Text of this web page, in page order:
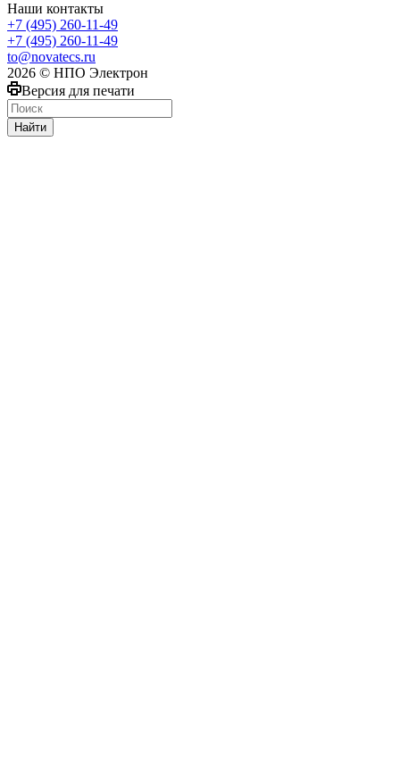
Наши контакты
+7 (495) 260-11-49
+7 (495) 260-11-49
to@novatecs.ru
2026 © НПО Электрон
Версия для печати
Найти